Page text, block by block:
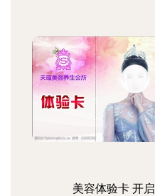
美容体验卡 开